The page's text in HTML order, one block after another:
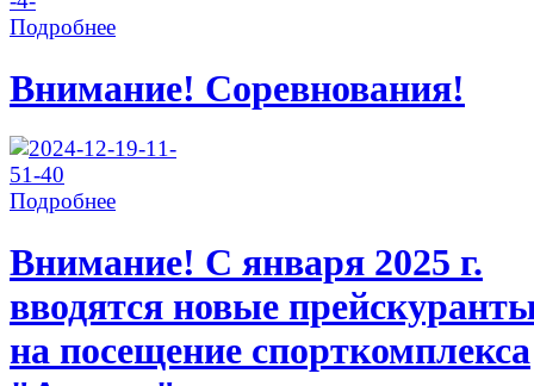
Подробнее
Внимание! Соревнования!
Подробнее
Внимание! С января 2025 г.
вводятся новые
на посещение спорткомплекса